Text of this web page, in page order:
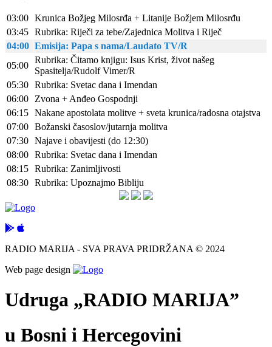
03:00 Krunica Božjeg Milosrđa + Litanije Božjem Milosrđu
03:45 Rubrika: Riječi za tebe/Zajednica Molitva i Riječ
04:00 Emisija: Papa s nama/Laudato TV/R
05:00
Rubrika: Čitamo knjigu: Isus Krist, život našeg
Spasitelja/Rudolf Vimer/R
05:30 Rubrika: Svetac dana i Imendan
06:00
Zvona + Anđeo Gospodnji
06:15 Nakane apostolata molitve + sveta krunica/radosna otajstva
07:00 Božanski časoslov/jutarnja molitva
07:30 Najave i obavijesti (do 12:30)
08:00 Rubrika: Svetac dana i Imendan
08:15 Rubrika: Zanimljivosti
08:30 Rubrika: Upoznajmo Bibliju
RADIO MARIJA - SVA PRAVA PRIDRŽANA © 2024
Web page design
Udruga „RADIO MARIJA”
u Bosni i Hercegovini